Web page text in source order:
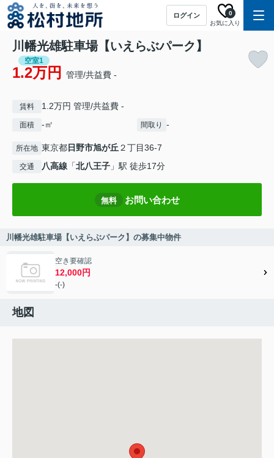
ログイン
お気に入り
0
川幡光雄駐車場【いえらぶパーク】
空室1
1.2万円 管理/共益費 -
賃料 1.2万円 管理/共益費 -
面積 -㎡ 間取り -
所在地 東京都日野市旭が丘 ２丁目36-7
交通 八高線 「北八王子 」駅 徒歩17分
無料 お問い合わせ
川幡光雄駐車場【いえらぶパーク】の募集中物件
空き要確認
12,000円
-(-)
地図